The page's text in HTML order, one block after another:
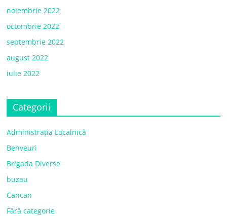
noiembrie 2022
octombrie 2022
septembrie 2022
august 2022
iulie 2022
Categorii
Administrația Localnică
Benveuri
Brigada Diverse
buzau
Cancan
Fără categorie